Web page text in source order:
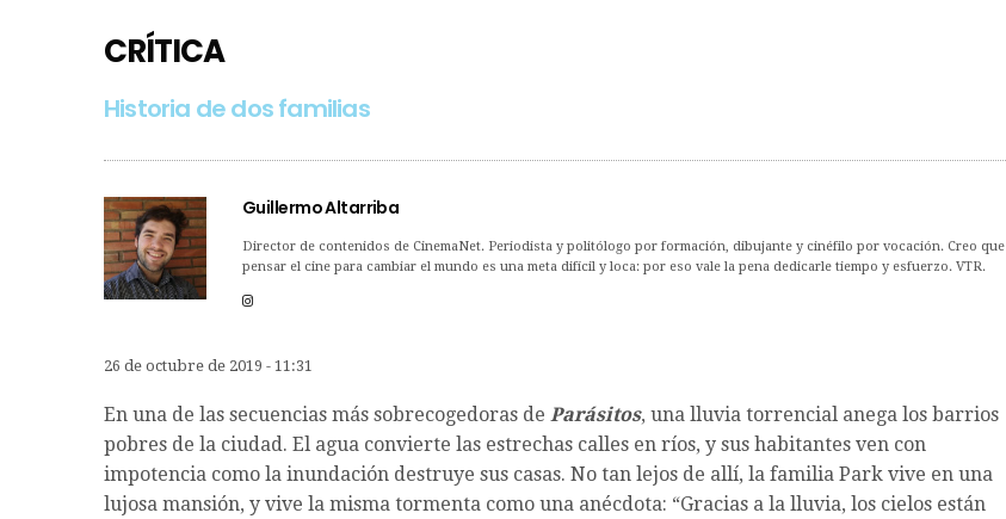
CRÍTICA
Historia de dos familias
Guillermo Altarriba
Director de contenidos de CinemaNet. Periodista y politólogo por formación, dibujante y cinéfilo por vocación. Creo que
pensar el cine para cambiar el mundo es una meta difícil y loca: por eso vale la pena dedicarle tiempo y esfuerzo. VTR.
26 de octubre de 2019 - 11:31
En una de las secuencias más sobrecogedoras de Parásitos, una lluvia torrencial anega los barrios
pobres de la ciudad. El agua convierte las estrechas calles en ríos, y sus habitantes ven con
impotencia como la inundación destruye sus casas. No tan lejos de allí, la familia Park vive en una
lujosa mansión, y vive la misma tormenta como una anécdota: “Gracias a la lluvia, los cielos están